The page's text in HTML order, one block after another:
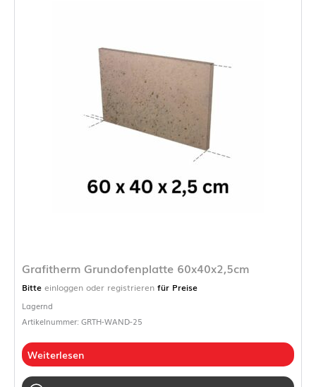
Grafitherm Grundofenplatte 60x40x2,5cm
Bitte einloggen oder registrieren für Preise
Lagernd
Artikelnummer: GRTH-WAND-25
Weiterlesen